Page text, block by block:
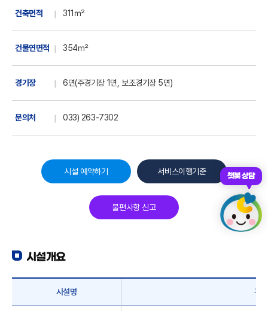
건축면적 311㎡
건물연면적 354㎡
경기장 6면(주경기장 1면, 보조경기장 5면)
문의처 033) 263-7302
시설 예약하기 서비스이행기준
불편사항 신고
시설개요
시설명 구성
챗봇 상담